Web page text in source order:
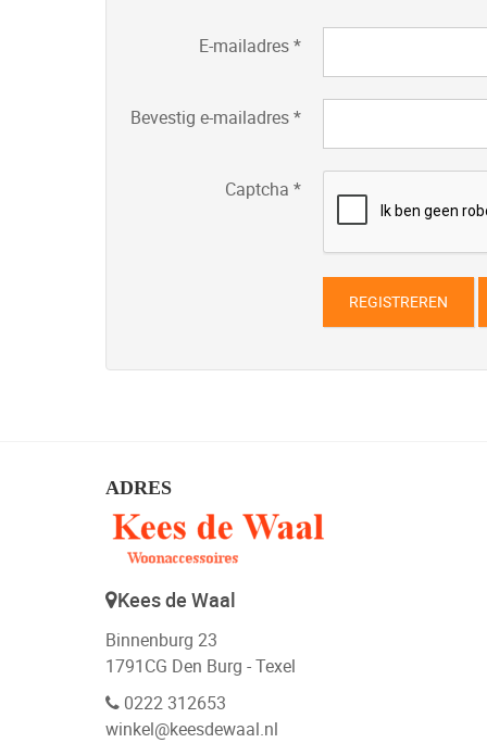
E-mailadres*
Bevestig e-mailadres*
Captcha *
REGISTREREN
ADRES
Kees de Waal
Binnenburg 23
1791CG Den Burg - Texel
0222 312653
winkel@keesdewaal.nl